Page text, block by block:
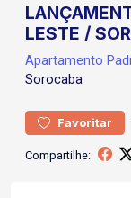
LESTE /
Apartamento
Sorocaba
Favoritar
Compartilhe: